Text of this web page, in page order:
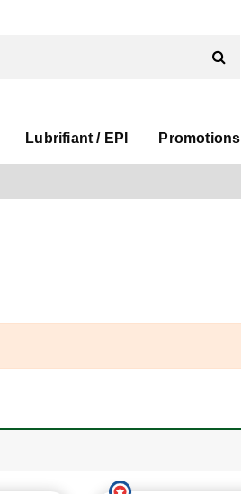
Lubrifiant / EPI Promotions